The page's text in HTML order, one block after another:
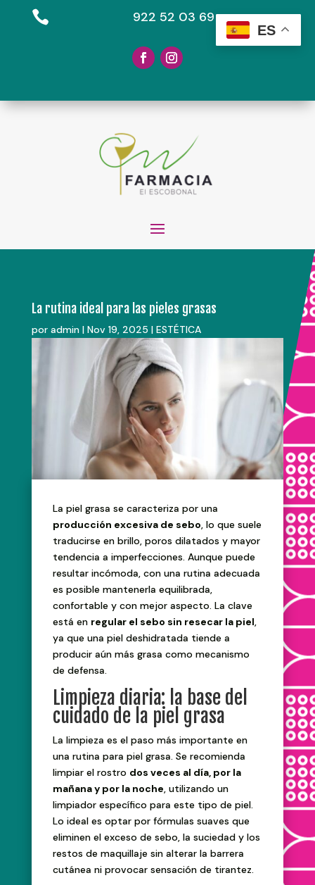
 922 52 03 69
La rutina ideal para las pieles grasas
por admin| Nov 19, 2025 | ESTÉTICA
La piel grasa se caracteriza por una
producción excesiva de sebo, lo que suele
traducirse en brillo, poros dilatados y mayor
tendencia a imperfecciones. Aunque puede
resultar incómoda, con una rutina adecuada
es posible mantenerla equilibrada,
confortable y con mejor aspecto. La clave
está en regular el sebo sin resecar la piel,
ya que una piel deshidratada tiende a
producir aún más grasa como mecanismo
de defensa.
Limpieza diaria: la base del
cuidado de la piel grasa
La limpieza es el paso más importante en
una rutina para piel grasa. Se recomienda
limpiar el rostro dos veces al día, por la
mañana y por la noche, utilizando un
limpiador específico para este tipo de piel.
Lo ideal es optar por fórmulas suaves que
eliminen el exceso de sebo, la suciedad y los
restos de maquillaje sin alterar la barrera
cutánea ni provocar sensación de tirantez.
ES